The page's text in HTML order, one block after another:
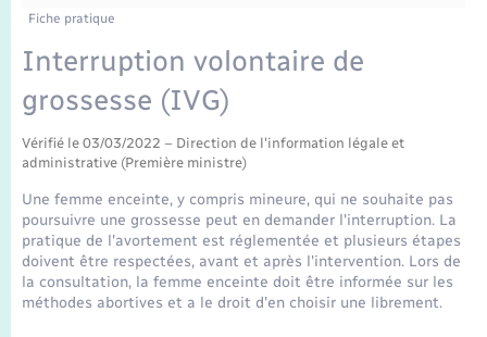
Mariage – PACS
Parrainage civil
Recensement
Fiche pratique
Interruption volontaire de
grossesse (IVG)
Vérifié le 03/03/2022 – Direction de l'information légale et
administrative (Première ministre)
Une femme enceinte, y compris mineure, qui ne souhaite pas
poursuivre une grossesse peut en demander l'interruption. La
pratique de l'avortement est réglementée et plusieurs étapes
doivent être respectées, avant et après l'intervention. Lors de
la consultation, la femme enceinte doit être informée sur les
méthodes abortives et a le droit d'en choisir une librement.